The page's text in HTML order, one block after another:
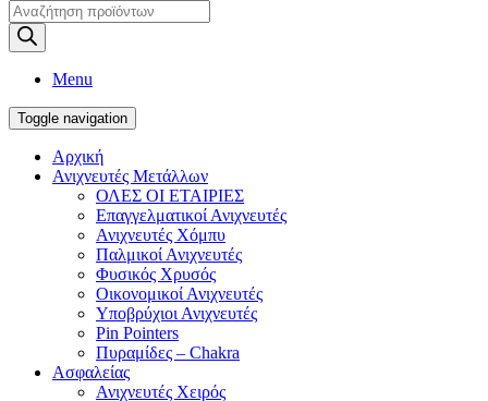
Products
search
Menu
Toggle navigation
Αρχική
Ανιχνευτές Μετάλλων
ΟΛΕΣ ΟΙ ΕΤΑΙΡΙΕΣ
Επαγγελματικοί Ανιχνευτές
Ανιχνευτές Χόμπυ
Παλμικοί Ανιχνευτές
Φυσικός Χρυσός
Οικονομικοί Ανιχνευτές
Υποβρύχιοι Ανιχνευτές
Pin Pointers
Πυραμίδες – Chakra
Ασφαλείας
Ανιχνευτές Χειρός